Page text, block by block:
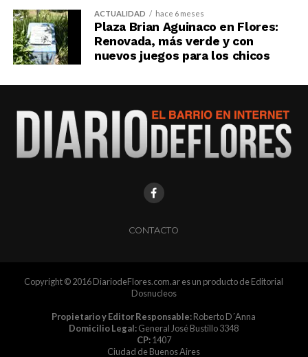
ACTUALIDAD hace 6 meses
Plaza Brian Aguinaco en Flores:
Renovada, más verde y con
nuevos juegos para los chicos
CONTACTO
Copyright © 2016 DiariodeFlores.com.ar es un producto de Editorial
Dosnucleos
Propietario y Editor Responsable:Roberto D´Anna
Domicilio Legal:General José Bustillo 3348
CP:1407
Ciudad de Buenos Aires